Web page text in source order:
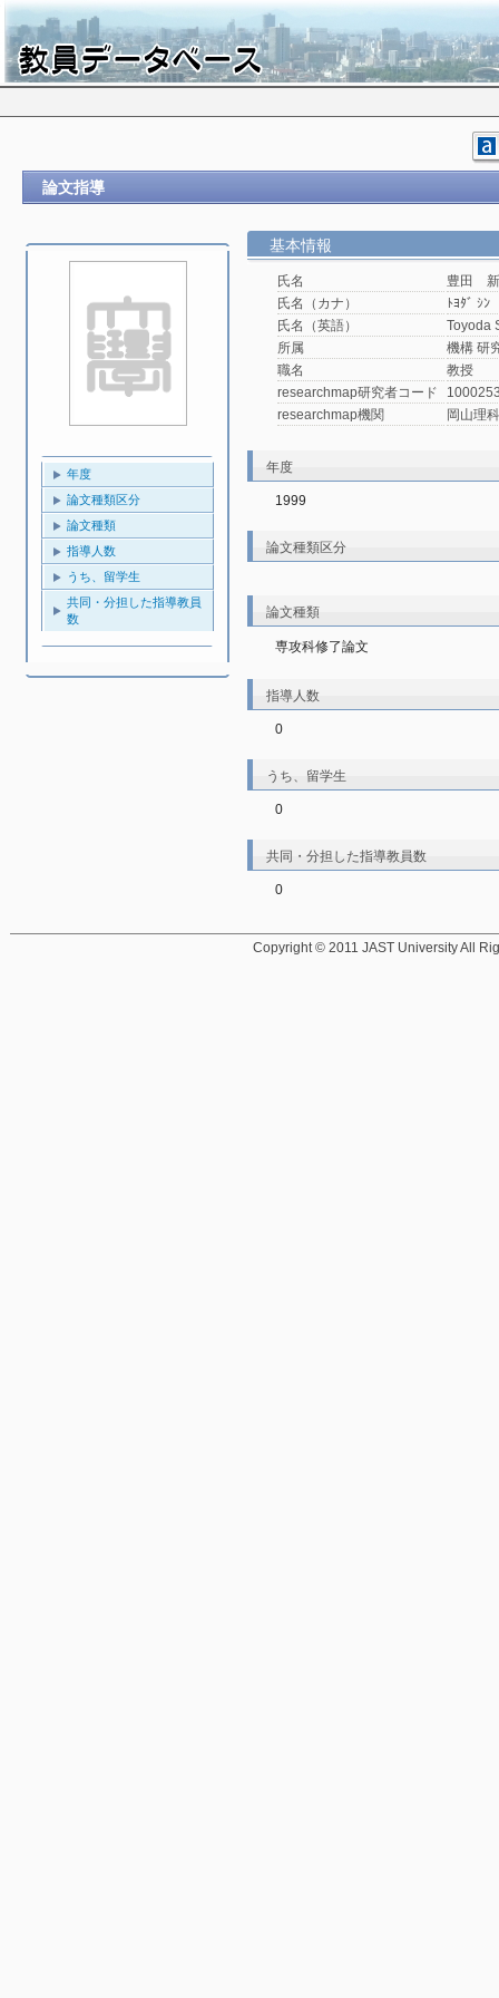
論文指導
年度
論文種類区分
論文種類
指導人数
うち、留学生
共同・分担した指導教員
数
基本情報
氏名
豊田 新
氏名（カナ）
ﾄﾖﾀﾞ ｼﾝ
氏名（英語）
Toyoda
所属
機構 研
職名
教授
researchmap研究者コード
researchmap機関
岡山理
年度
1999
論文種類区分
論文種類
専攻科修了論文
指導人数
0
うち、留学生
0
共同・分担した指導教員数
0